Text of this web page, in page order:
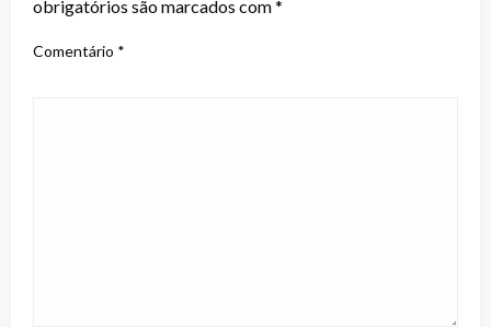
obrigatórios são marcados com*
Comentário *